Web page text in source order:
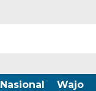
Nasional Wajo